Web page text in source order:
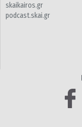
skaikairos.gr
podcast.skai.gr